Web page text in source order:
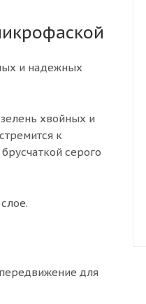
и надежных
хвойных и
к
серого
для